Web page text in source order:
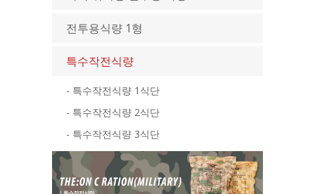
전투용식량 1형
특수작전식량
- 특수작전식량 1식단
- 특수작전식량 2식단
- 특수작전식량 3식단